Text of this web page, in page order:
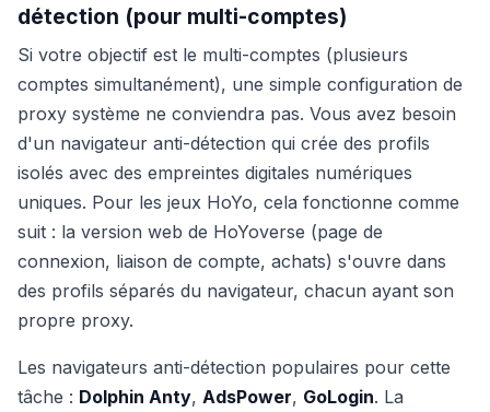
détection (pour multi-comptes)
Si votre objectif est le multi-comptes (plusieurs
comptes simultanément), une simple configuration de
proxy système ne conviendra pas. Vous avez besoin
d'un navigateur anti-détection qui crée des profils
isolés avec des empreintes digitales numériques
uniques. Pour les jeux HoYo, cela fonctionne comme
suit : la version web de HoYoverse (page de
connexion, liaison de compte, achats) s'ouvre dans
des profils séparés du navigateur, chacun ayant son
propre proxy.
Les navigateurs anti-détection populaires pour cette
tâche : Dolphin Anty, AdsPower, GoLogin. La